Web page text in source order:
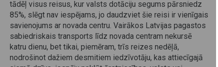
tādēļ visus reisus, kur valsts dotāciju segums pārsniedz
85%, slēgt nav iespējams, jo daudzviet šie reisi ir vienīgais
savienojums ar novada centru. Vairākos Latvijas pagastos
sabiedriskais transports līdz novada centram nekursē
katru dienu, bet tikai, piemēram, trīs reizes nedēļā,
nodrošinot dažiem desmitiem iedzīvotāju, kas attiecīgajā